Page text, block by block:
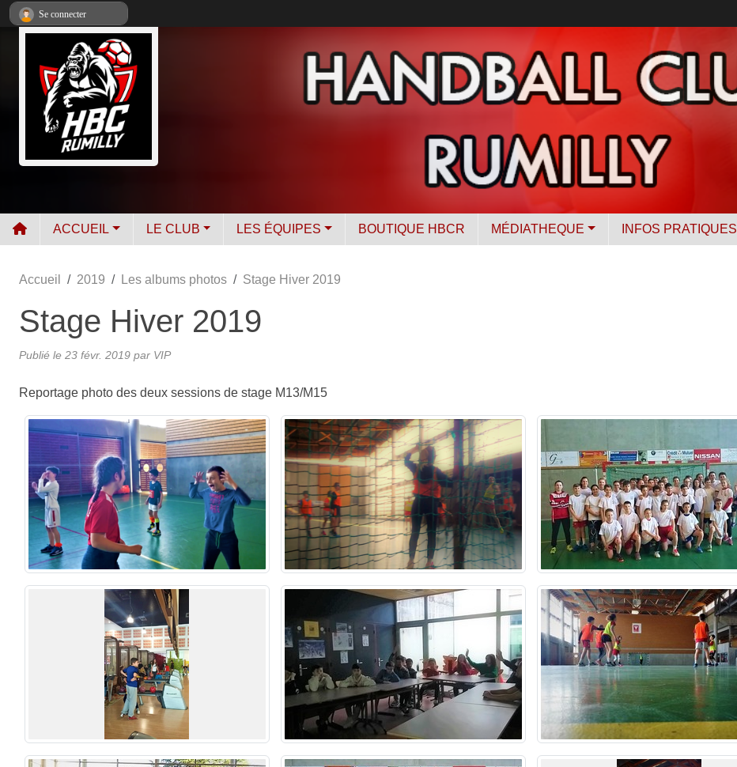
ACCUEIL LE CLUB LES ÉQUIPES BOUTIQUE HBCR MÉDIATHEQUE INFOS PRATIQUES
Accueil 2019 Les albums photos Stage Hiver 2019
Stage Hiver 2019
Publié le 23 févr. 2019 par VIP
Reportage photo des deux sessions de stage M13/M15
Se connecter
Panneau de gestion des cookies